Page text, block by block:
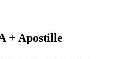
+ Apostille